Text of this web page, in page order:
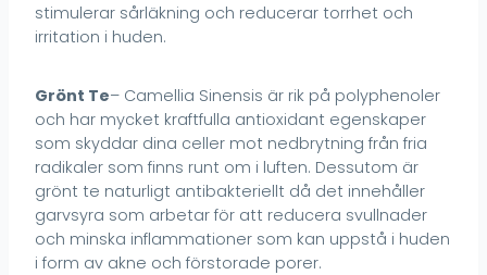
stimulerar sårläkning och reducerar torrhet och
irritation i huden.
Grönt Te– Camellia Sinensis är rik på polyphenoler
och har mycket kraftfulla antioxidant egenskaper
som skyddar dina celler mot nedbrytning från fria
radikaler som finns runt om i luften. Dessutom är
grönt te naturligt antibakteriellt då det innehåller
garvsyra som arbetar för att reducera svullnader
och minska inflammationer som kan uppstå i huden
i form av akne och förstorade porer.